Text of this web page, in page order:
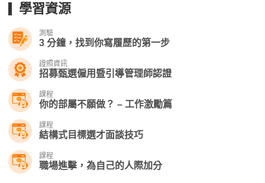
學習資源
測驗
3 分鐘，找到你寫履歷的第一步
證照資訊
招募甄選僱用暨引導管理師認證
課程
你的部屬不願做？ – 工作激勵篇
課程
結構式目標選才面談技巧
課程
職場進擊，為自己的人際加分